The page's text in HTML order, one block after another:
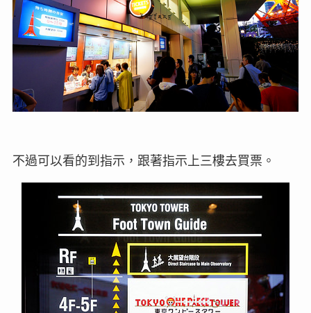
不過可以看的到指示，跟著指示上三樓去買票。